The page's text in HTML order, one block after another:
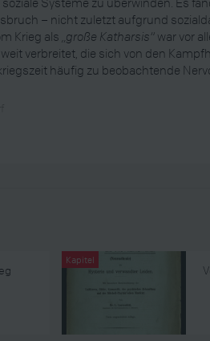
– nicht zuletzt aufgrund
Krieg als „große Katharsis“war vor
verbreitet, die sich von den
häufig zu beobachtende
Kapitel